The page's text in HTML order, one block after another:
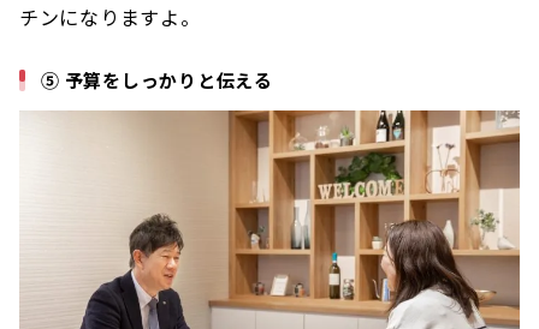
チンになりますよ。
⑤ 予算をしっかりと伝える